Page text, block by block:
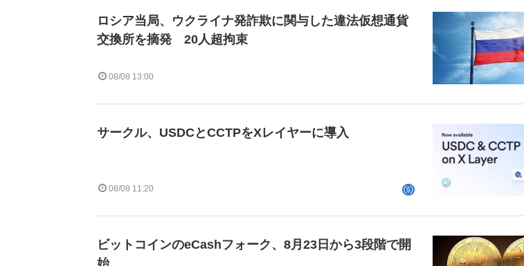
ロシア当局、ウクライナ発詐欺に関与した違法仮想通貨
交換所を摘発 20人超拘束
08/08 13:00
サークル、USDCとCCTPをXレイヤーに導入
08/08 11:20
ビットコインのeCashフォーク、8月23日から3段階で開